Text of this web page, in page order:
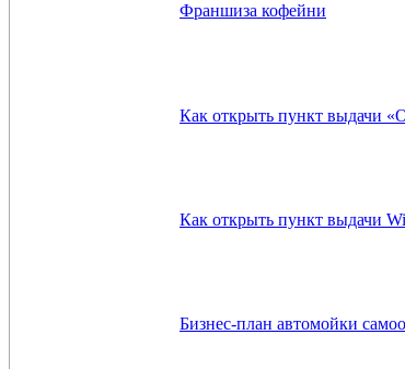
Франшиза кофейни
Как открыть пункт выдачи
Как открыть пункт выдачи
Бизнес-план автомойки